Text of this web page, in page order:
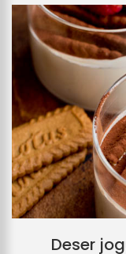
Deser